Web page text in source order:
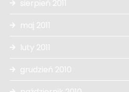
sierpień 2011
maj 2011
luty 2011
grudzień 2010